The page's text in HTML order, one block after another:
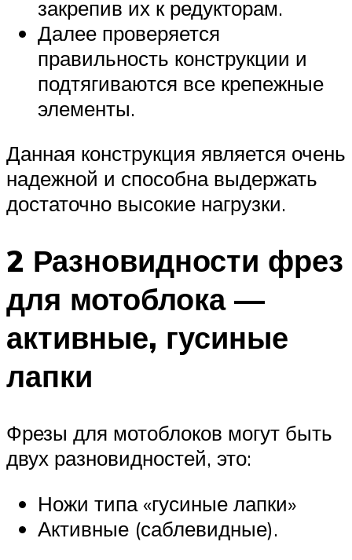
закрепив их к редукторам.
Далее проверяется
правильность конструкции и
подтягиваются все крепежные
элементы.
Данная конструкция является очень
надежной и способна выдержать
достаточно высокие нагрузки.
2 Разновидности фрез
для мотоблока —
активные, гусиные
лапки
Фрезы для мотоблоков могут быть
двух разновидностей, это:
Ножи типа «гусиные лапки»
Активные (саблевидные).